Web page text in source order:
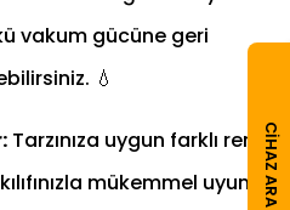
vakum gücüne geri
💧
Tarzınıza uygun farklı renk
mükemmel uyum
CIHAZ ARA